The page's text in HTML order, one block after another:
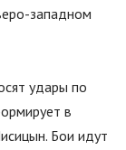
западном
удары по
в
Бои идут